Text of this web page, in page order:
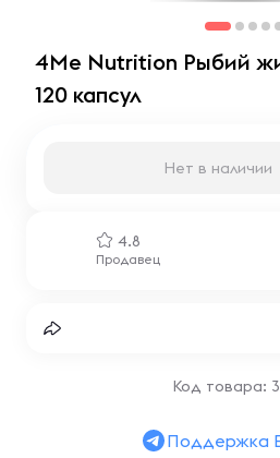
4Me Nutrition Рыбий
120 капсул
4.8
Продавец
Нет в наличии
Код товара:
Поддержка